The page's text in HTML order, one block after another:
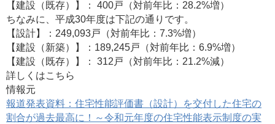
【建設（既存）】： 400戸（対前年比：28.2%増）
ちなみに、平成30年度は下記の通りです。
【設計】：249,093戸（対前年比：7.3%増）
【建設（新築）】：189,245戸（対前年比：6.9%増）
【建設（既存）】： 312戸（対前年比：21.2%減）
詳しくはこちら
情報元
報道発表資料：住宅性能評価書（設計）を交付した住宅の
割合が過去最高に！～令和元年度の住宅性能表示制度の実